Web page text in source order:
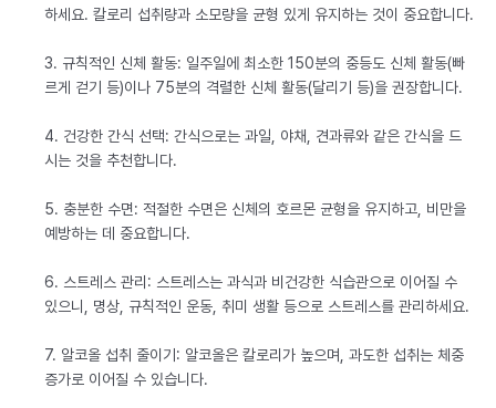
하세요. 칼로리 섭취량과 소모량을 균형 있게 유지하는 것이 중요합니다.
3. 규칙적인 신체 활동: 일주일에 최소한 150분의 중등도 신체 활동(빠
르게 걷기 등)이나 75분의 격렬한 신체 활동(달리기 등)을 권장합니다.
4. 건강한 간식 선택: 간식으로는 과일, 야채, 견과류와 같은 간식을 드
시는 것을 추천합니다.
5. 충분한 수면: 적절한 수면은 신체의 호르몬 균형을 유지하고, 비만을
예방하는 데 중요합니다.
6. 스트레스 관리: 스트레스는 과식과 비건강한 식습관으로 이어질 수
있으니, 명상, 규칙적인 운동, 취미 생활 등으로 스트레스를 관리하세요.
7. 알코올 섭취 줄이기: 알코올은 칼로리가 높으며, 과도한 섭취는 체중
증가로 이어질 수 있습니다.